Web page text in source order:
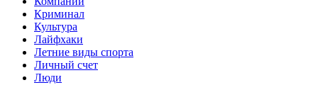
Криминал
Культура
Лайфхаки
Летние виды спорта
Личный счет
Люди